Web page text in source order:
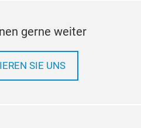
gerne weiter
SIE UNS